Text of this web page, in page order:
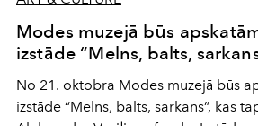
Modes muzejā būs
izstāde “Melns, balts,
No 21. oktobra Modes muzejā būs
izstāde “Melns, balts, sarkans”, kas